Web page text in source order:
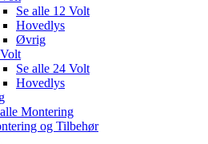
Se alle 12 Volt
Hovedlys
Øvrig
Se alle 24 Volt
Hovedlys
Montering
og Tilbehør